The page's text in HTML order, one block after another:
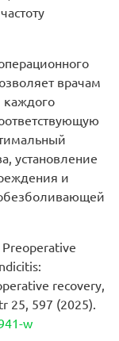
врачам
каждого
установление
и
Preoperative
recovery,
25, 597 (2025).
w